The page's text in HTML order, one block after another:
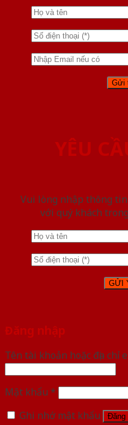
YÊU
Vui lòng nhập thông
với quý khách
Đăng nhập
Tên tài khoản hoặc địa chỉ
Mật khẩu *
Ghi nhớ mật khẩu
Đăng